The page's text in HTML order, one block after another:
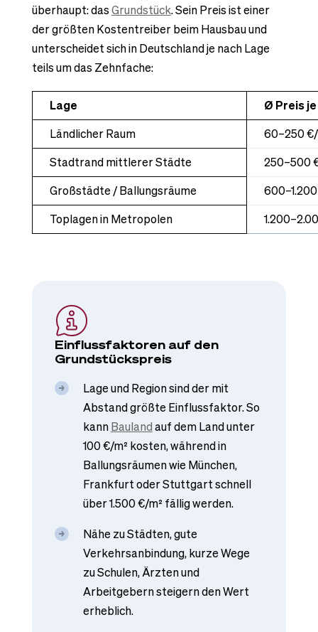
überhaupt: dasGrundstück. Sein Preis ist einer
der größten Kostentreiber beim Hausbau und
unterscheidet sich in Deutschland je nach Lage
teils um das Zehnfache:
Lage
Ø Preis je
Ländlicher Raum
60–250
Stadtrand mittlerer Städte
250–500
Großstädte / Ballungsräume
Toplagen in Metropolen
Einflussfaktoren auf den
Grundstückspreis
Lage und Region sind der mit
Abstand größte Einflussfaktor. So
kannBaulandauf dem Land unter
100 €/m² kosten, während in
Ballungsräumen wie München,
Frankfurt oder Stuttgart schnell
über 1.500 €/m² fällig werden.
Nähe zu Städten, gute
Verkehrsanbindung, kurze Wege
zu Schulen, Ärzten und
Arbeitgebern steigern den Wert
erheblich.